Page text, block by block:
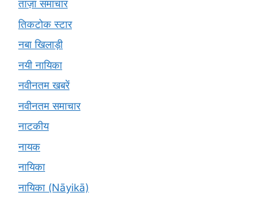
ताज़ा समाचार
तिकटोक स्टार
नबा खिलाड़ी
नयी नायिका
नवीनतम खबरें
नवीनतम समाचार
नाटकीय
नायक
नायिका
नायिका (Nāyikā)